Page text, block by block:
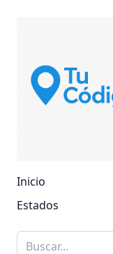
Inicio
Estados